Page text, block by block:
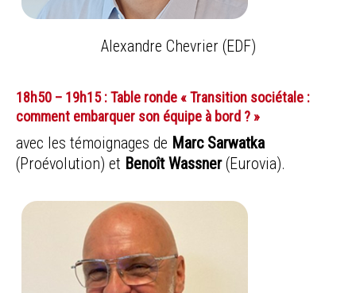
Alexandre Chevrier (EDF)
18h50 – 19h15 : Table ronde « Transition sociétale :
comment embarquer son équipe à bord ? »
avec les témoignages de Marc Sarwatka
(Proévolution) et Benoît Wassner(Eurovia).